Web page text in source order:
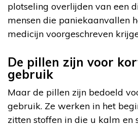
plotseling overlijden van een
mensen die paniekaanvallen
medicijn voorgeschreven
De pillen zijn voor
gebruik
Maar de pillen zijn bedoeld
gebruik. Ze werken in het
zitten stoffen in die u kalm en